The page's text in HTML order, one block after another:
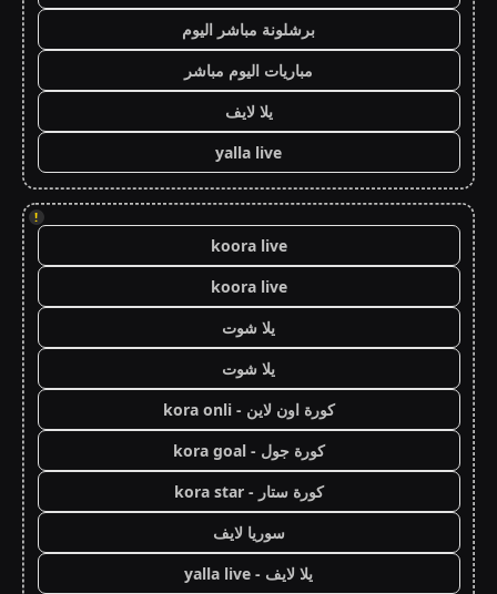
برشلونة مباشر اليوم
مباريات اليوم مباشر
يلا لايف
yalla live
!
koora live
koora live
يلا شوت
يلا شوت
كورة اون لاين - kora onli
كورة جول - kora goal
كورة ستار - kora star
سوريا لايف
يلا لايف - yalla live